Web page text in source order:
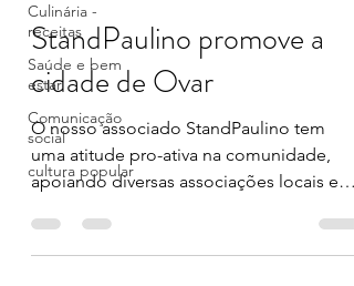
Culinária -
receitas
Saúde e bem
estar
Comunicação
social
cultura popular
StandPaulino promove a
cidade de Ovar
O nosso associado StandPaulino tem
uma atitude pro-ativa na comunidade,
apoiando diversas associações locais e